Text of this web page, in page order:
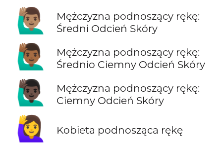
🙋🏽‍♂️
Mężczyzna podnoszący rękę:
Średni Odcień Skóry
🙋🏾‍♂️
Mężczyzna podnoszący rękę:
Średnio Ciemny Odcień Skóry
🙋🏿‍♂️
Mężczyzna podnoszący rękę:
Ciemny Odcień Skóry
🙋‍♀️ Kobieta podnosząca rękę